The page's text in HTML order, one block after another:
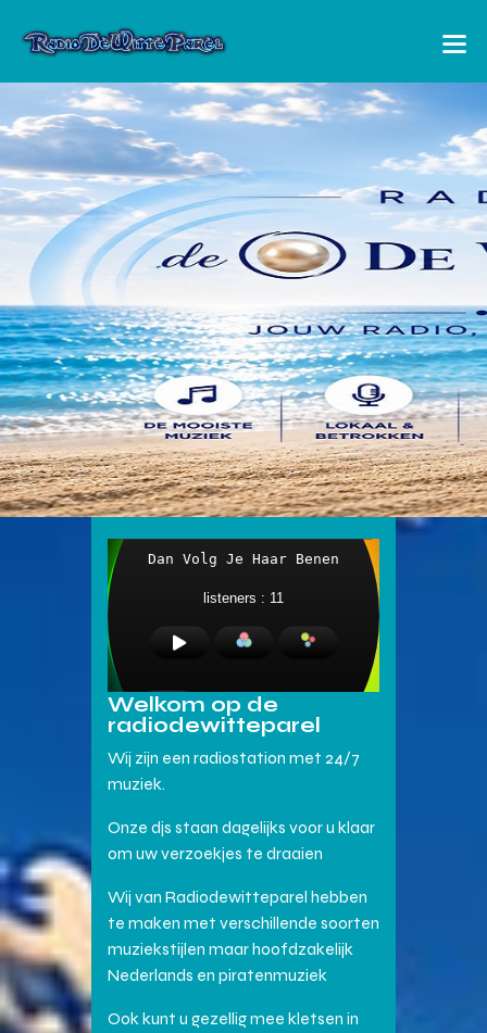
Welkom op de
radiodewitteparel
Wij zijn een radiostation met 24/7
muziek.
Onze djs staan dagelijks voor u klaar
om uw verzoekjes te draaien
Wij van Radiodewitteparel hebben
te maken met verschillende soorten
muziekstijlen maar hoofdzakelijk
Nederlands en piratenmuziek
Ook kunt u gezellig mee kletsen in